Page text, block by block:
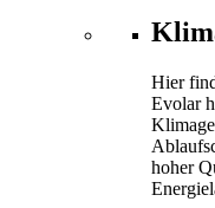
Hier
Evolar
hoher